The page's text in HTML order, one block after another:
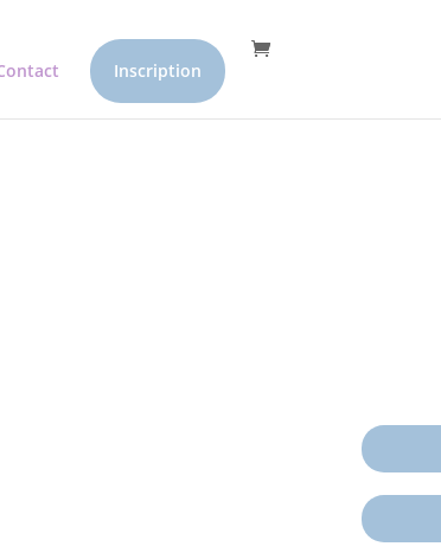
Inscription